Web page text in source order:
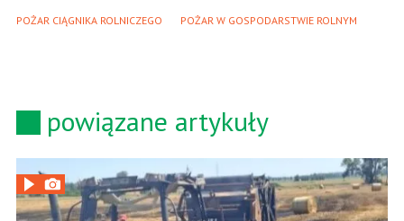
POŻAR CIĄGNIKA ROLNICZEGO POŻAR W GOSPODARSTWIE ROLNYM
powiązane artykuły